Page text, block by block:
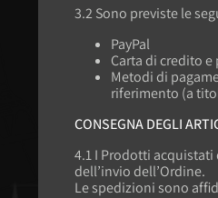
3.2 Sono previste le
PayPal
Carta di credito
Metodi di
riferimento (a
CONSEGNA DEGLI
4.1 I Prodotti acquistati
dell’invio dell’Ordine.
Le spedizioni sono